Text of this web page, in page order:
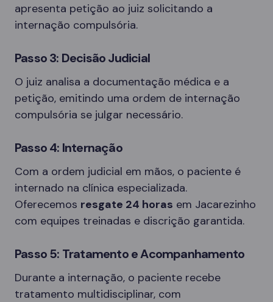
apresenta petição ao juiz solicitando a
internação compulsória.
Passo 3: Decisão Judicial
O juiz analisa a documentação médica e a
petição, emitindo uma ordem de internação
compulsória se julgar necessário.
Passo 4: Internação
Com a ordem judicial em mãos, o paciente é
internado na clínica especializada.
Oferecemos resgate 24 horas em Jacarezinho
com equipes treinadas e discrição garantida.
Passo 5: Tratamento e Acompanhamento
Durante a internação, o paciente recebe
tratamento multidisciplinar, com